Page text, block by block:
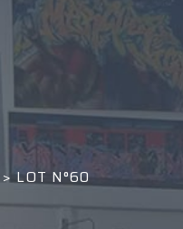
>LOT N°60